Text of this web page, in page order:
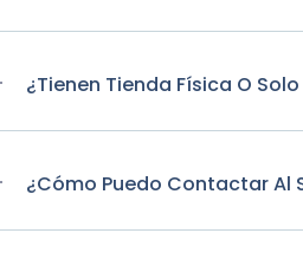
¿Tienen Tienda Física O
¿Cómo Puedo Contactar Al